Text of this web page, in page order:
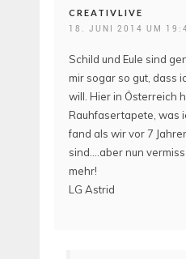
CREATIVLIVE
18. JUNI 2014 UM
Schild und Eule sind
mir sogar so gut, dass
will. Hier in Österreich
Rauhfasertapete, was
fand als wir vor 7
sind….aber nun
mehr!
LG Astrid